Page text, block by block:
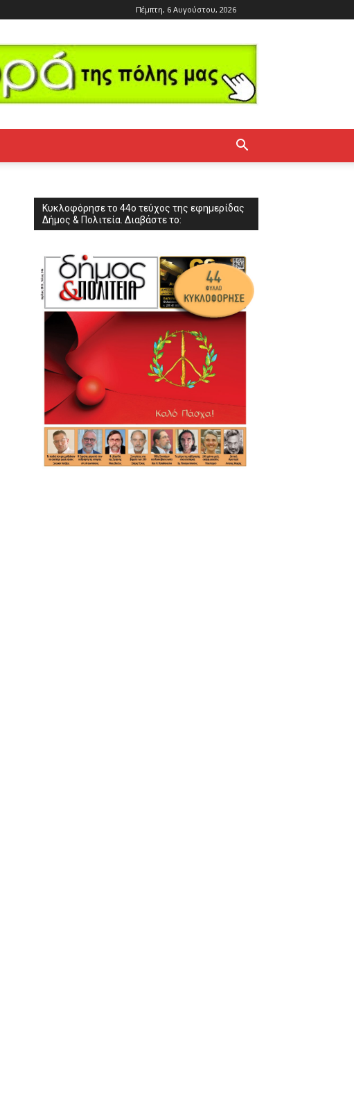
Πέμπτη, 6 Αυγούστου, 2026
Κυκλοφόρησε το 44ο τεύχος της εφημερίδας
Δήμος & Πολιτεία. Διαβάστε το: